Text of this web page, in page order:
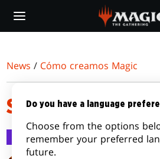
main
News / Cómo creamos Magic
SALUDOS,
Cómo creamos Magic 24 oct
Do you have a language
Choose from the options
remember your preferred
future.